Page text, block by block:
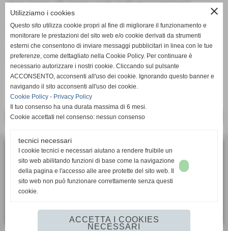
dopo giorno. Un grazie a tutti quelli che ci seguono
periodicamente o anche solo saltuariamente, e ci hanno
permesso di superare questo importante e prestigioso
traguardo. Un ringraziamento speciale al piccolo staff del
sito ed a tutte le persone che con le loro foto ed i loro video
ci hanno permesso di animarlo e colorarlo. Ancora una
volta...Grazie!
<< PRECEDENTE
ASD Calcio Femminile SUPERBA
via Bartolomeo Bianco 6, 16127 - Genova (GE)
P.I. 01405910991
close
Utilizziamo i cookies
Questo sito utilizza cookie propri al fine di migliorare il funzionamento e
monitorare le prestazioni del sito web e/o cookie derivati da strumenti
esterni che consentono di inviare messaggi pubblicitari in linea con le tue
preferenze, come dettagliato nella Cookie Policy. Per continuare è
necessario autorizzare i nostri cookie. Cliccando sul pulsante
ACCONSENTO, acconsenti all'uso dei cookie. Ignorando questo banner e
navigando il sito acconsenti all'uso dei cookie.
Cookie Policy - Privacy Policy
Il tuo consenso ha una durata massima di 6 mesi.
Cookie accettati nel consenso: nessun consenso
tecnici necessari
I cookie tecnici e necessari aiutano a rendere fruibile un
sito web abilitando funzioni di base come la navigazione
della pagina e l'accesso alle aree protette del sito web. Il
sito web non può funzionare correttamente senza questi
cookie.
ACCETTA I COOKIES
NECESSARI